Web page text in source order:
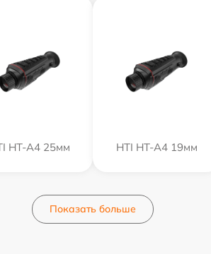
HT-A4 25мм HTI HT-A4 19мм
Показать больше